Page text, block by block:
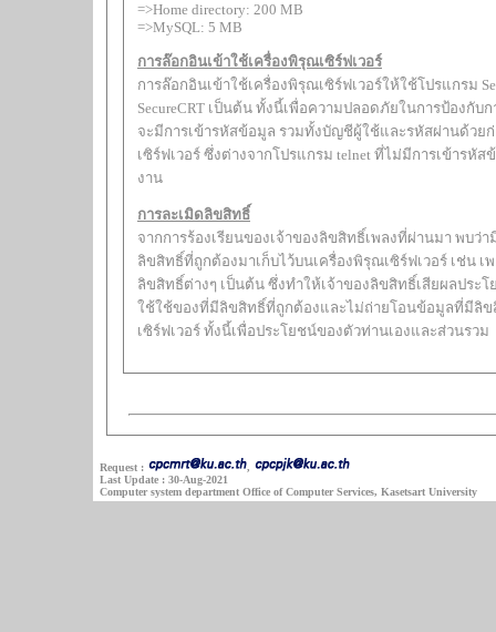
=>Home directory: 200 MB
=>MySQL: 5 MB
การล๊อกอินเข้าใช้เครื่องพิรุณเซิร์ฟเวอร์
การล๊อกอินเข้าใช้เครื่องพิรุณเซิร์ฟเวอร์ให้ใช้โปรแกรม Secure Shell Client เช่น Putty ,
SecureCRT เป็นต้น ทั้งนี้เพื่อความปลอดภัยในการป้องกับการดักจับข้อมูล โ
จะมีการเข้ารหัสข้อมูล รวมทั้งบัญชีผู้ใช้และรหัสผ่านด้วย
เซิร์ฟเวอร์ ซึ่งต่างจากโปรแกรม telnet ที่ไม่มีการเข้ารหัสข้อมูลดังนั้นจึงไม่ปลอดภัยในการใช้
งาน
การละเมิดลิขสิทธิ์
จากการร้องเรียนของเจ้าของลิขสิทธิ์เพลงที่ผ่านมา พบว่ามีผู้ใช้จำนวนหนึ่งได้ถ่ายโอนข้อมูลที่มี
ลิขสิทธิ์ที่ถูกต้องมาเก็บไว้บนเครื่องพิรุณเซิร์ฟเวอร์ เช่น เพลง mp3 , โปรแกรมสำเร็จรูปที่มี
ลิขสิทธิ์ต่างๆ เป็นต้น ซึ่งทำให้เจ้าของลิขสิทธิ์เสียผลประโยชน์ ผู้ดูแลระบบอยากจะรณร
ใช้ใช้ของที่มีลิขสิทธิ์ที่ถูกต้องและไม่ถ่ายโอนข้อมูลที่มีลิข
เซิร์ฟเวอร์ ทั้งนี้เพื่อประโยชน์ของตัวท่านเองและส่วนรวม
Request :
,
Last Update : 30-Aug-2021
Computer system department Office of Computer Services, Kasetsart University